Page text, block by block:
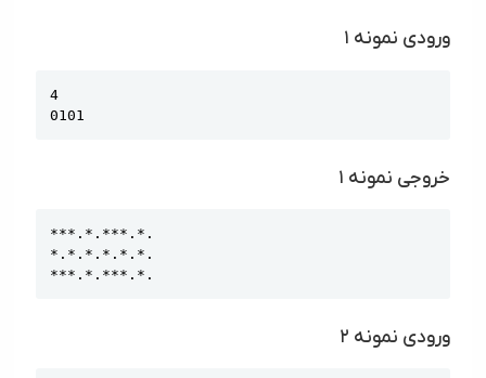
ورودی نمونه ۱
4
0101
خروجی نمونه ۱
***.*.***.*.
*.*.*.*.*.*.
***.*.***.*.
ورودی نمونه ۲